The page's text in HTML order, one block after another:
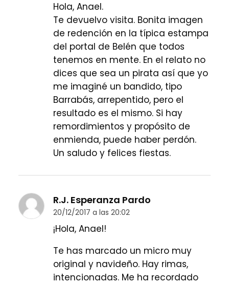
Hola, Anael.
Te devuelvo visita. Bonita imagen
de redención en la típica estampa
del portal de Belén que todos
tenemos en mente. En el relato no
dices que sea un pirata así que yo
me imaginé un bandido, tipo
Barrabás, arrepentido, pero el
resultado es el mismo. Si hay
remordimientos y propósito de
enmienda, puede haber perdón.
Un saludo y felices fiestas.
R.J. Esperanza Pardo
20/12/2017 a las 20:02
¡Hola, Anael!
Te has marcado un micro muy
original y navideño. Hay rimas,
intencionadas. Me ha recordado